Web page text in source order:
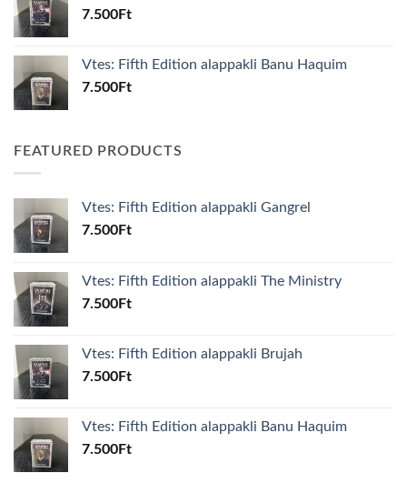
7.500Ft
Vtes: Fifth Edition alappakli Banu Haquim
7.500Ft
FEATURED PRODUCTS
Vtes: Fifth Edition alappakli Gangrel
7.500Ft
Vtes: Fifth Edition alappakli The Ministry
7.500Ft
Vtes: Fifth Edition alappakli Brujah
7.500Ft
Vtes: Fifth Edition alappakli Banu Haquim
7.500Ft